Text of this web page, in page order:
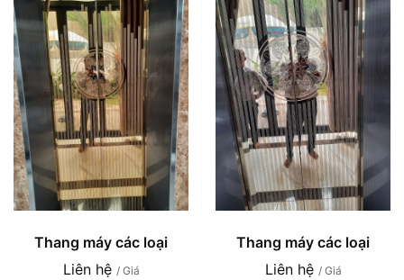
Thang máy các loại
Liên hệ / Giá
Thang máy các loại
Liên hệ / Giá